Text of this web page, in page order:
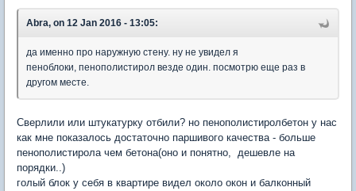
Abra, on 12 Jan 2016 - 13:05:
да именно про наружную стену. ну не увидел я
пеноблоки, пенополистирол везде один. посмотрю еще раз в
другом месте.
Сверлили или штукатурку отбили? но пенополистиролбетон у нас
как мне показалось достаточно паршивого качества - больше
пенополистирола чем бетона(оно и понятно, дешевле на
порядки..)
голый блок у себя в квартире видел около окон и балконный